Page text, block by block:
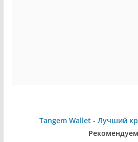
Tangem Wallet - Лучший